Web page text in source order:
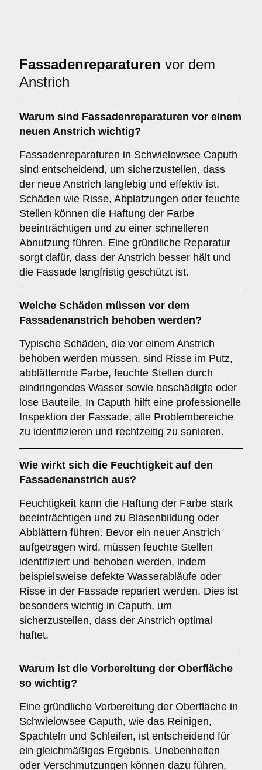
Fassadenreparaturen vor dem
Anstrich
Warum sind Fassadenreparaturen vor einem
neuen Anstrich wichtig?
Fassadenreparaturen in Schwielowsee Caputh
sind entscheidend, um sicherzustellen, dass
der neue Anstrich langlebig und effektiv ist.
Schäden wie Risse, Abplatzungen oder feuchte
Stellen können die Haftung der Farbe
beeinträchtigen und zu einer schnelleren
Abnutzung führen. Eine gründliche Reparatur
sorgt dafür, dass der Anstrich besser hält und
die Fassade langfristig geschützt ist.
Welche Schäden müssen vor dem
Fassadenanstrich behoben werden?
Typische Schäden, die vor einem Anstrich
behoben werden müssen, sind Risse im Putz,
abblätternde Farbe, feuchte Stellen durch
eindringendes Wasser sowie beschädigte oder
lose Bauteile. In Caputh hilft eine professionelle
Inspektion der Fassade, alle Problembereiche
zu identifizieren und rechtzeitig zu sanieren.
Wie wirkt sich die Feuchtigkeit auf den
Fassadenanstrich aus?
Feuchtigkeit kann die Haftung der Farbe stark
beeinträchtigen und zu Blasenbildung oder
Abblättern führen. Bevor ein neuer Anstrich
aufgetragen wird, müssen feuchte Stellen
identifiziert und behoben werden, indem
beispielsweise defekte Wasserabläufe oder
Risse in der Fassade repariert werden. Dies ist
besonders wichtig in Caputh, um
sicherzustellen, dass der Anstrich optimal
haftet.
Warum ist die Vorbereitung der Oberfläche
so wichtig?
Eine gründliche Vorbereitung der Oberfläche in
Schwielowsee Caputh, wie das Reinigen,
Spachteln und Schleifen, ist entscheidend für
ein gleichmäßiges Ergebnis. Unebenheiten
oder Verschmutzungen können dazu führen,